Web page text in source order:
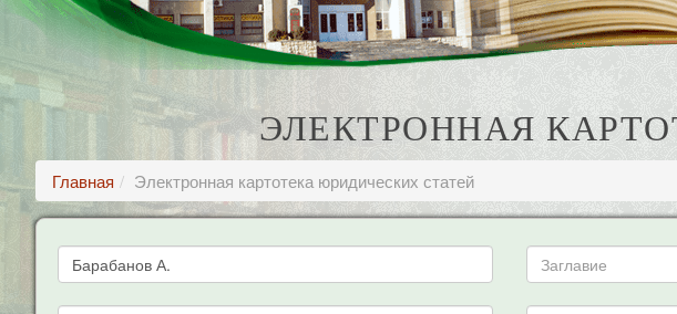
ЭЛЕКТРОННАЯ
Главная Электронная картотека юридических статей